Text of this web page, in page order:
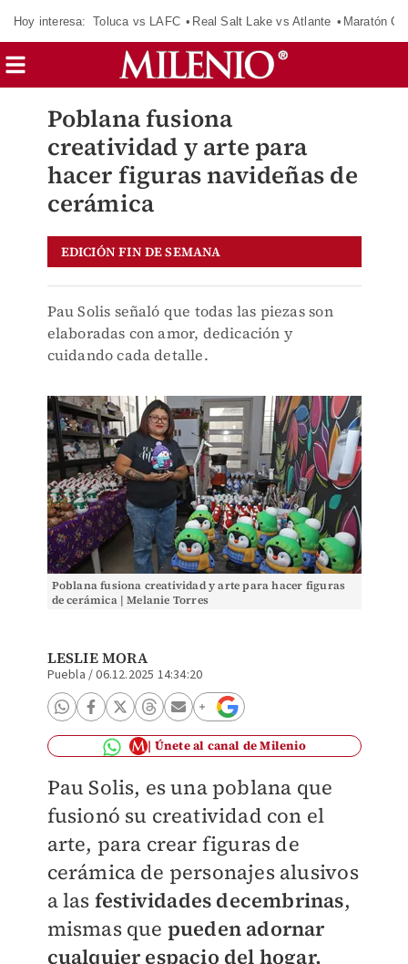
Hoy interesa: Toluca vs LAFC Real Salt Lake vs Atlante Maratón
Poblana fusiona
creatividad y arte para
hacer figuras navideñas de
cerámica
EDICIÓN FIN DE SEMANA
Pau Solis señaló que todas las piezas son
elaboradas con amor, dedicación y
cuidando cada detalle.
Poblana fusiona creatividad y arte para hacer figuras
de cerámica | Melanie Torres
LESLIE MORA
Puebla /06.12.2025 14:34:20
Únete al canal de Milenio
Pau Solis, es una poblana que
fusionó su creatividad con el
arte, para crear figuras de
cerámica de personajes alusivos
a las festividades decembrinas,
mismas que pueden adornar
cualquier espacio del hogar,